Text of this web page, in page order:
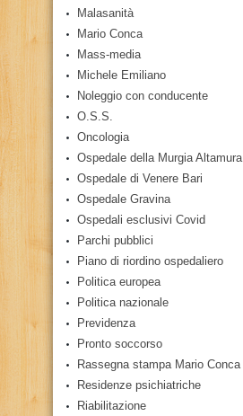
Malasanità
Mario Conca
Mass-media
Michele Emiliano
Noleggio con conducente
O.S.S.
Oncologia
Ospedale della Murgia Altamura
Ospedale di Venere Bari
Ospedale Gravina
Ospedali esclusivi Covid
Parchi pubblici
Piano di riordino ospedaliero
Politica europea
Politica nazionale
Previdenza
Pronto soccorso
Rassegna stampa Mario Conca
Residenze psichiatriche
Riabilitazione